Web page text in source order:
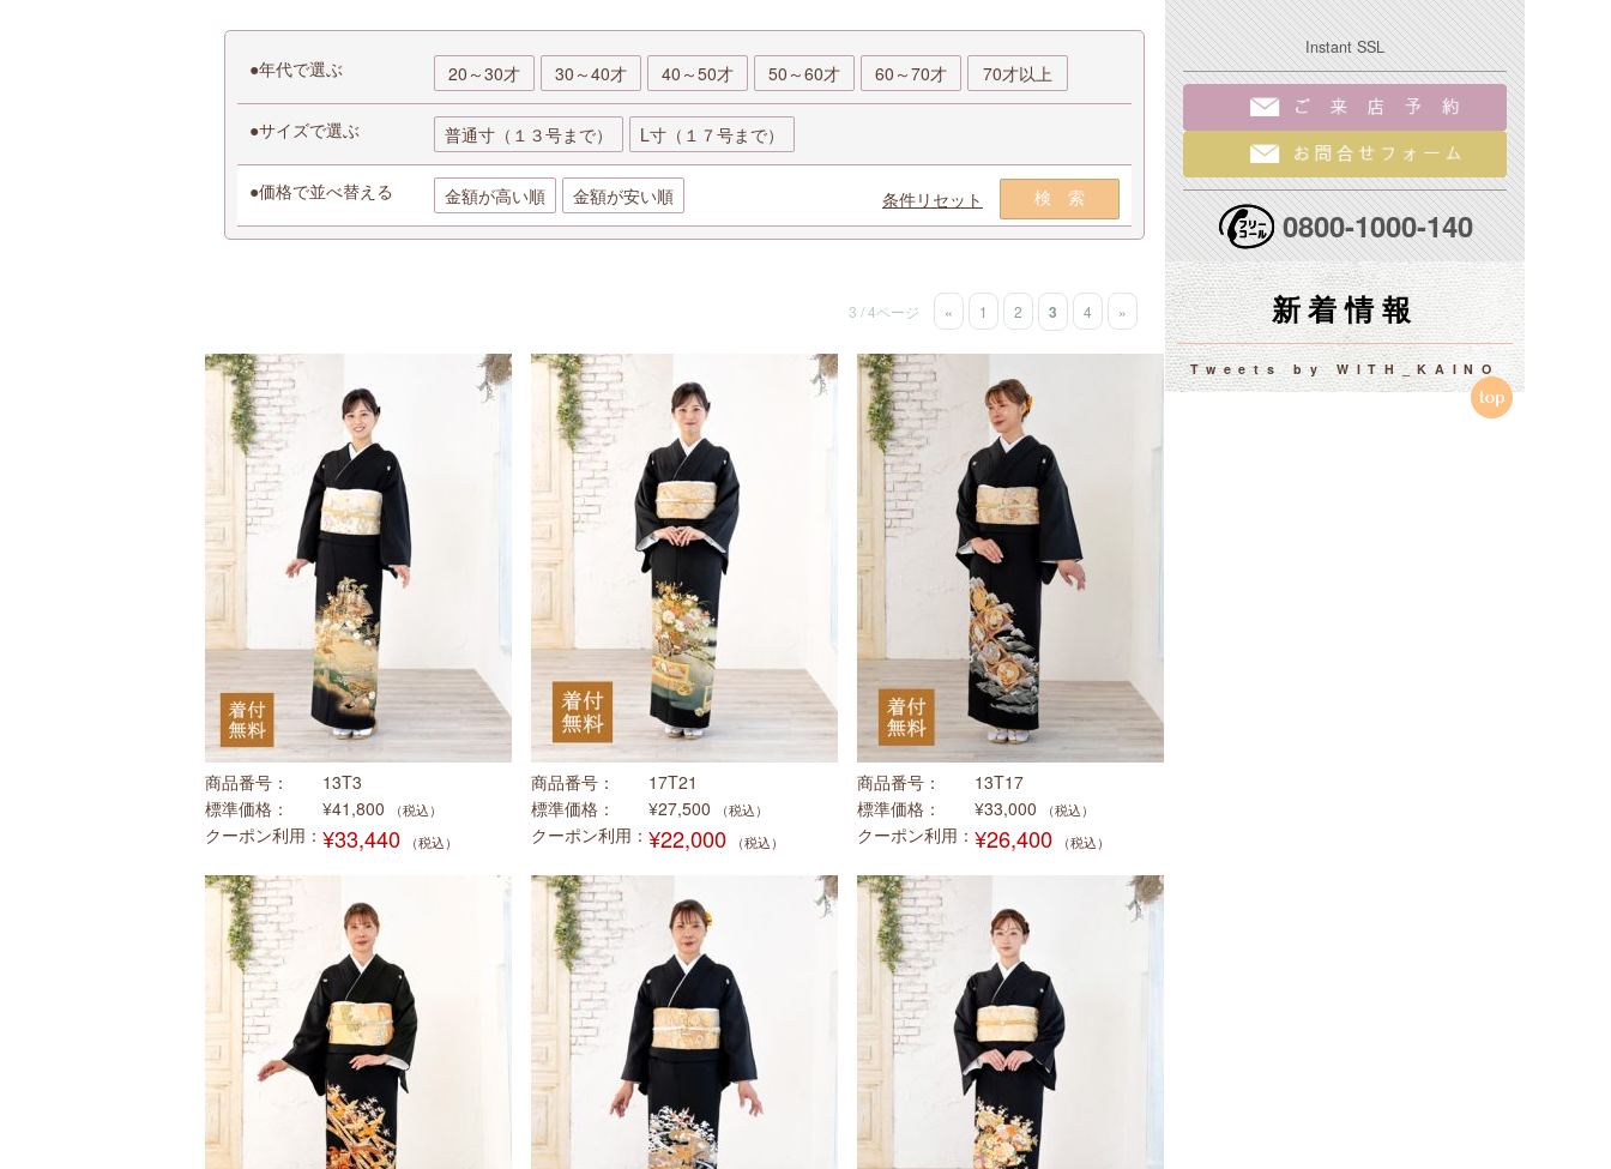
年代で選ぶ 20～30才 30～40才 40～50才 50～60才 60～70才 70才以上
サイズで選ぶ 普通寸（１３号まで） L寸（１７号まで）
価格で並べ替える 金額が高い順 金額が安い順 条件リセット 検索
3 / 4ページ « 1 2 3 4 »
商品番号
13T3
標準価格
¥41,800 （税込）
クーポン利用 ¥33,440 （税込）
商品番号
17T21
標準価格
¥27,500 （税込）
クーポン利用 ¥22,000 （税込）
商品番号
13T17
標準価格
¥33,000 （税込）
クーポン利用 ¥26,400 （税込）
Instant SSL
0800-1000-140
新着情報
Tweets by WITH_KAINO